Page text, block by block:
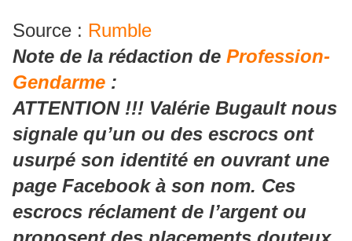
Source : Rumble
Note de la rédaction de Profession-
Gendarme :
ATTENTION !!! Valérie Bugault nous
signale qu’un ou des escrocs ont
usurpé son identité en ouvrant une
page Facebook à son nom. Ces
escrocs réclament de l’argent ou